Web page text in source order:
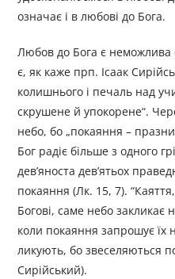
означає і в любові до Бога.
Любов до Бога є неможлива
є, як каже прп. Ісаак
колишнього і печаль над
скрушене й упокорене“.
небо, бо „покаяння –
Бог радіє більше з одного
дев’яноста дев’ятьох
покаяння (Лк. 15, 7).
Богові, саме небо закликає
коли покаяння запрошує їх
ликують, бо звеселяються
Сирійський).